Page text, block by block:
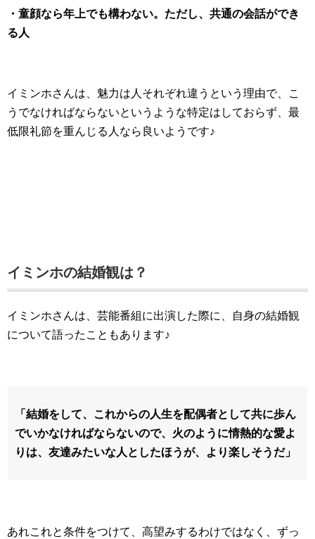
・童顔なら年上でも構わない。ただし、共通の会話ができ
る人
イミンホさんは、魅力は人それぞれ違うという理由で、こ
うでなければならないというような特定はしておらず、最
低限礼節を重んじる人なら良いようです♪
イミンホの結婚観は？
イミンホさんは、芸能番組に出演した際に、自身の結婚観
について語ったこともあります♪
「結婚をして、これからの人生を配偶者として共に歩ん
でいかなければならないので、火のように情熱的な愛よ
りは、友達みたいな人としたほうが、より楽しそうだ」
あれこれと条件をつけて、高望みするわけではなく、ずっ